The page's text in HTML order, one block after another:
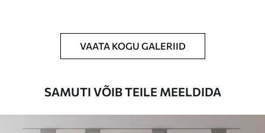
Saadaolevad materjalid
Standard
VAATA KOGU GALERIID
SAMUTI VÕIB TEILE MEELDIDA